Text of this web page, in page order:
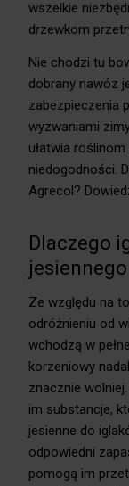
wszelkie
drzewkom
Nie chodzi tu
dobrany nawóz
zabezpieczenia
wyzwaniami
ułatwia
niedogodności.
Agrecol?
Dlaczego
Ze względu na
odróżnieniu od
wchodzą w
korzeniowy
znacznie
im substancje,
jesienne do
odpowiedni
pomogą im